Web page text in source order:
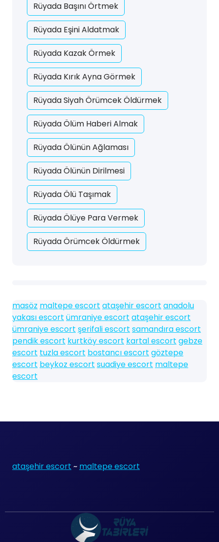
Rüyada Başını Örtmek
Rüyada Eşini Aldatmak
Rüyada Kazak Örmek
Rüyada Kırık Ayna Görmek
Rüyada Siyah Örümcek Öldürmek
Rüyada Ölüm Haberi Almak
Rüyada Ölünün Ağlaması
Rüyada Ölünün Dirilmesi
Rüyada Ölü Taşımak
Rüyada Ölüye Para Vermek
Rüyada Örümcek Öldürmek
masöz maltepe escort ataşehir escort anadolu
yakası escort ümraniye escort ataşehir escort
ümraniye escort şerifali escort samandıra escort
pendik escort kurtköy escort kartal escort gebze
escort tuzla escort bostancı escort göztepe
escort beykoz escort suadiye escort maltepe
escort
ataşehir escort ~ maltepe escort